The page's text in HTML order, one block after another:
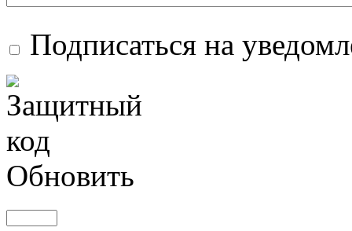
Подписаться на
Обновить